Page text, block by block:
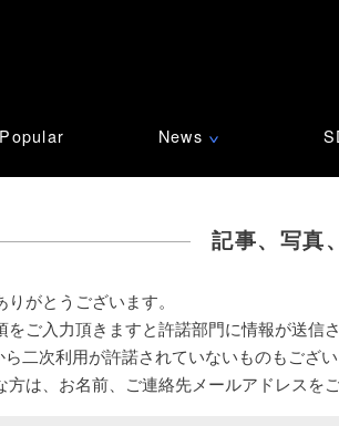
Popular News ∨
記事、写真
りがとうございます。
をご入力頂きますと許諾部門に情報が送信
ら二次利用が許諾されていないものもござ
方は、お名前、ご連絡先メールアドレスを